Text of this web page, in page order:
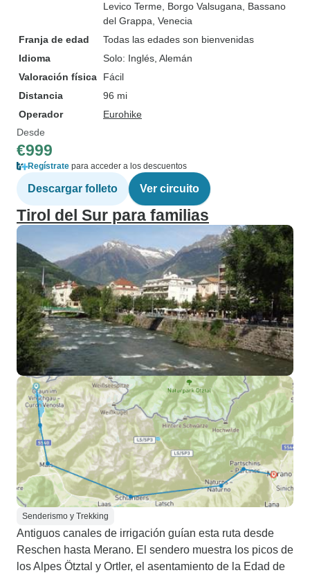
Levico Terme , Borgo Valsugana , Bassano
del Grappa , Venecia
Franja de edad
Todas las edades son bienvenidas
Idioma
Solo: Inglés, Alemán
Valoración física
Fácil
Distancia
96 mi
Operador
Eurohike
Desde
€999
Regístrate para acceder a los descuentos
Descargar folleto Ver circuito
Tirol del Sur para familias
Senderismo y Trekking
Antiguos canales de irrigación guían esta ruta desde
Reschen hasta Merano. El sendero muestra los picos de
los Alpes Ötztal y Ortler, el asentamiento de la Edad de